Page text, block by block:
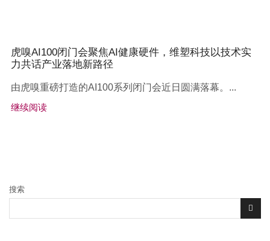
虎嗅AI100闭门会聚焦AI健康硬件，维塑科技以技术实
力共话产业落地新路径
由虎嗅重磅打造的AI100系列闭门会近日圆满落幕。...
继续阅读
搜索